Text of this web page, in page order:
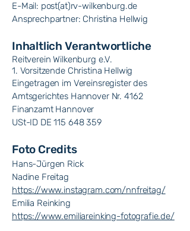
E-Mail: post(at)rv-wilkenburg.de
Ansprechpartner: Christina Hellwig
Inhaltlich Verantwortliche
Reitverein Wilkenburg e.V.
1. Vorsitzende Christina Hellwig
Eingetragen im Vereinsregister des
Amtsgerichtes Hannover Nr. 4162
Finanzamt Hannover
USt-ID DE 115 648 359
Foto Credits
Hans-Jürgen Rick
Nadine Freitag
https://www.instagram.com/nnfreitag/
Emilia Reinking​
https://www.emiliareinking-fotografie.de/